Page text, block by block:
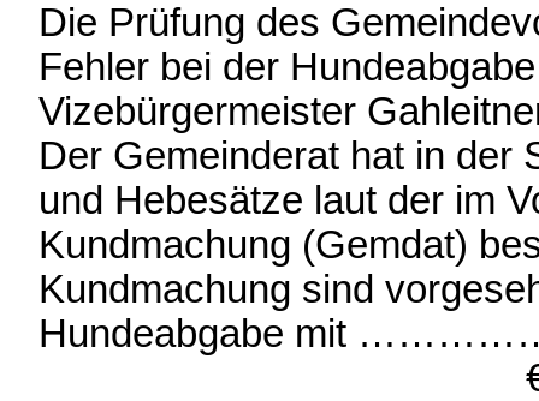
Die Prüfung des
Fehler bei der
Vizebürgermeister
Der Gemeinderat hat in der
und Hebesätze laut der im
Kundmachung (Gemdat)
Kundmachung sind
Hundeabgabe mit
€ …. für jeden